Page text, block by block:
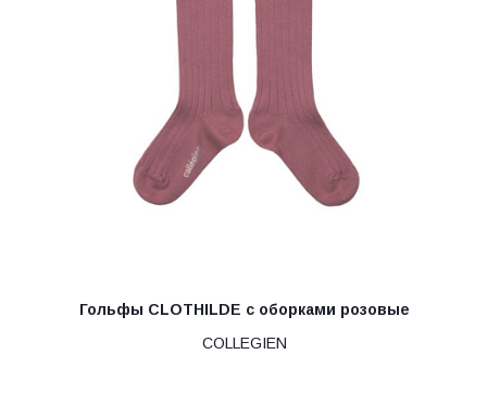
Гольфы CLOTHILDE с оборками розовые
COLLEGIEN